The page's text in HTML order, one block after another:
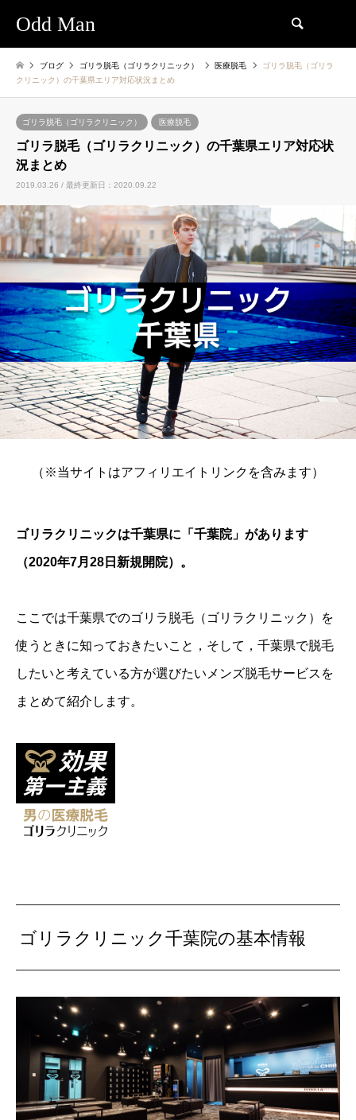
Odd Man
ブログ ゴリラ脱毛（ゴリラクリニック） 医療脱毛
ゴリラ脱毛（ゴリラ
クリニック）の千葉県エリア対応状況まとめ
ゴリラ脱毛（ゴリラクリニック） 医療脱毛
ゴリラ脱毛（ゴリラクリニック）の千葉県エリア対応状
況まとめ
2019.03.26 / 最終更新日：2020.09.22
（※当サイトはアフィリエイトリンクを含みます）
ゴリラクリニックは千葉県に「千葉院」があります
（2020年7月28日新規開院）。
ここでは千葉県でのゴリラ脱毛（ゴリラクリニック）を
使うときに知っておきたいこと，そして，千葉県で脱毛
したいと考えている方が選びたいメンズ脱毛サービスを
まとめて紹介します。
ゴリラクリニック千葉院の基本情報